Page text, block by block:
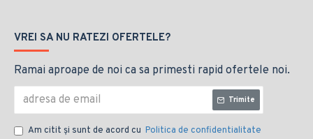
VREI SA NU RATEZI OFERTELE?
Ramai aproape de noi ca sa primesti rapid ofertele noi.
Trimite
Am citit şi sunt de acord cu Politica de confidentialitate